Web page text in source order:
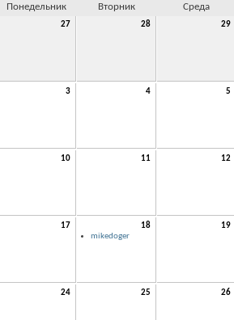
Понедельник Вторник Среда
27 28 29
3 4 5
10 11 12
17
18
mikedoger
19
24 25 26